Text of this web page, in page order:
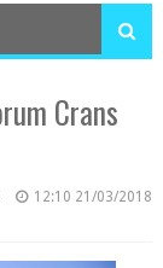
Crans
12:10 21/03/2018